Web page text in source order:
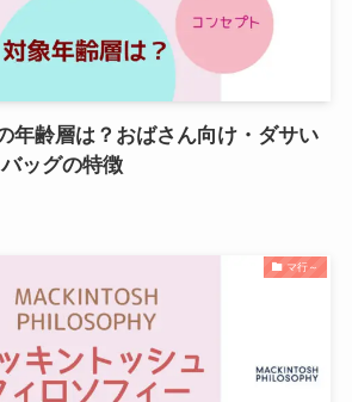
年齢層は？おばさん向け・ダサい
ッグの特徴
マ行～